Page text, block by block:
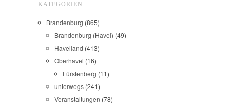
KATEGORIEN
Brandenburg (865)
Brandenburg (Havel) (49)
Havelland (413)
Oberhavel (16)
Fürstenberg (11)
unterwegs (241)
Veranstaltungen (78)